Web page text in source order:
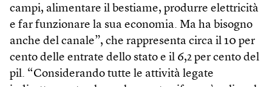
campi, alimentare il bestiame, produrre elettricità
e far funzionare la sua economia. Ma ha bisogno
anche del canale”, che rappresenta circa il 10 per
cento delle entrate dello stato e il 6,2 per cento del
pil. “Considerando tutte le attività legate